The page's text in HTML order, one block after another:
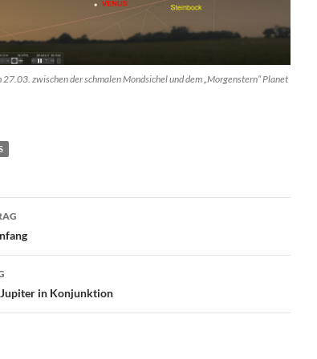
zwischen der schmalen Mondsichel und dem „Morgenstern“ Planet
in Konjunktion